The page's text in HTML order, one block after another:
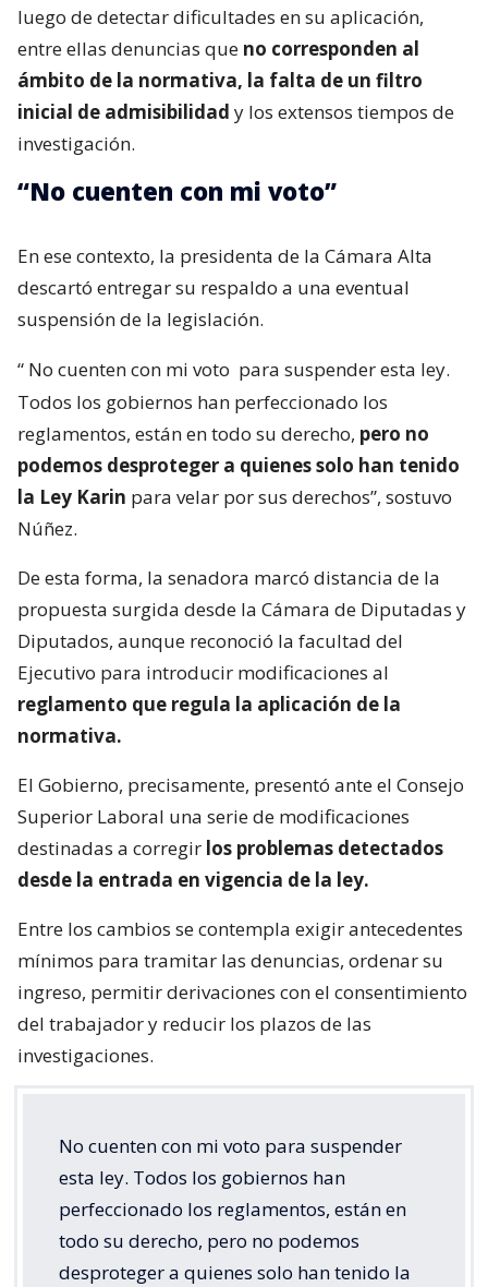
luego de detectar dificultades en su aplicación,
entre ellas denuncias que no corresponden al
ámbito de la normativa, la falta de un filtro
inicial de admisibilidad y los extensos tiempos de
investigación.
“No cuenten con mi voto”
En ese contexto, la presidenta de la Cámara Alta
descartó entregar su respaldo a una eventual
suspensión de la legislación.
“ No cuenten con mi voto para suspender esta ley.
Todos los gobiernos han perfeccionado los
reglamentos, están en todo su derecho, pero no
podemos desproteger a quienes solo han tenido
la Ley Karin para velar por sus derechos”, sostuvo
Núñez.
De esta forma, la senadora marcó distancia de la
propuesta surgida desde la Cámara de Diputadas y
Diputados, aunque reconoció la facultad del
Ejecutivo para introducir modificaciones al
reglamento que regula la aplicación de la
normativa.
El Gobierno, precisamente, presentó ante el Consejo
Superior Laboral una serie de modificaciones
destinadas a corregir los problemas detectados
desde la entrada en vigencia de la ley.
Entre los cambios se contempla exigir antecedentes
mínimos para tramitar las denuncias, ordenar su
ingreso, permitir derivaciones con el consentimiento
del trabajador y reducir los plazos de las
investigaciones.
No cuenten con mi voto para suspender
esta ley. Todos los gobiernos han
perfeccionado los reglamentos, están en
todo su derecho, pero no podemos
desproteger a quienes solo han tenido la